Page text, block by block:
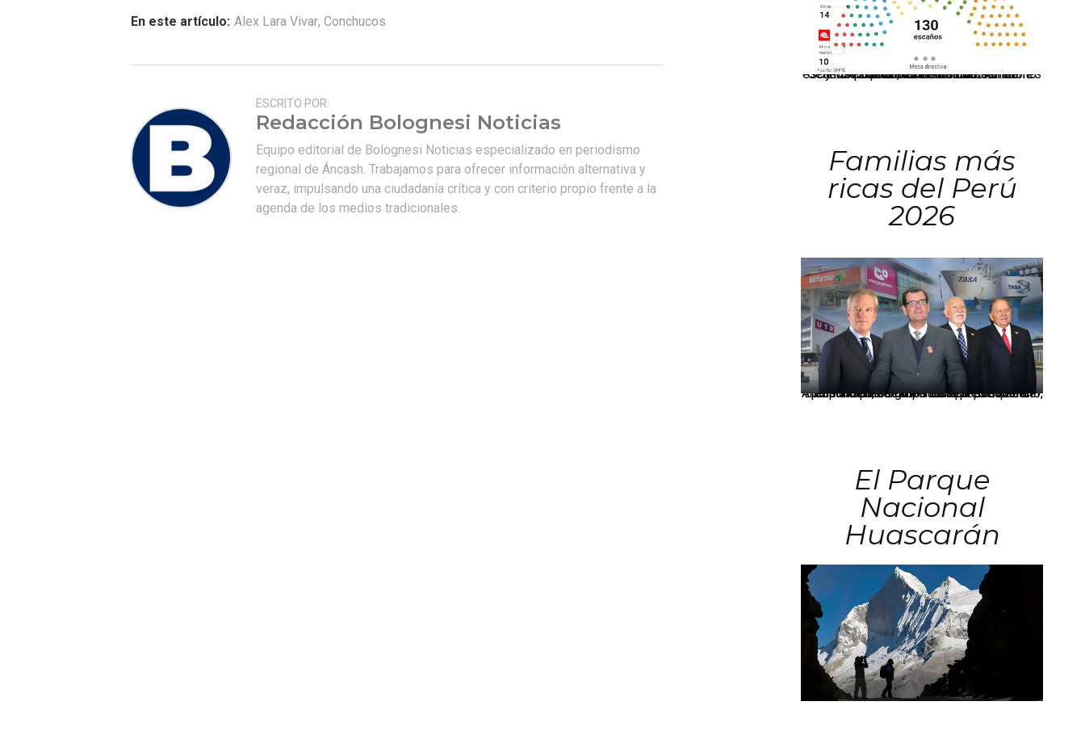
En este artículo: Alex Lara Vivar, Conchucos
ESCRITO POR:
Redacción Bolognesi Noticias
Equipo editorial de Bolognesi Noticias especializado en periodismo
regional de Áncash. Trabajamos para ofrecer información alternativa y
veraz, impulsando una ciudadanía crítica y con criterio propio frente a la
agenda de los medios tradicionales.
El JNE oficializó la distribución de escaños para la elección de 60 senadores y 130 diputados en las Elecciones Generales 2026, tras el restablecimiento de la Bicameralidad.
Familias más
ricas del Perú
2026
Los principales grupos empresariales del país mantienen una fuerte presencia en Áncash mediante inversiones en comercio, educación, salud e industria pesquera.
El Parque
Nacional
Huascarán